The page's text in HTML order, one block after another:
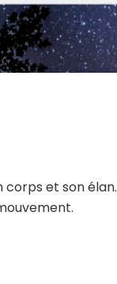
et son élan.